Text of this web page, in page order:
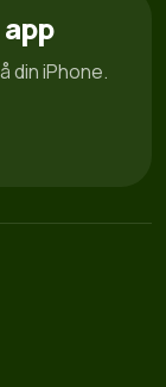
din iPhone.